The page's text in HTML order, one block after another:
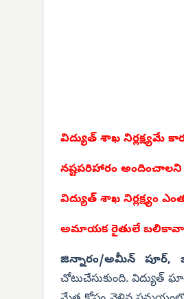
విద్యుత్ శాఖ నిర్లక్ష్యమే
నష్టపరిహారం అందించాలని
విద్యుత్ శాఖ నిర్లక్ష్యం
అమాయక రైతులే
జిన్నారం/అమీన్ పూర్,
చోటుచేసుకుంది. విద్యుత్